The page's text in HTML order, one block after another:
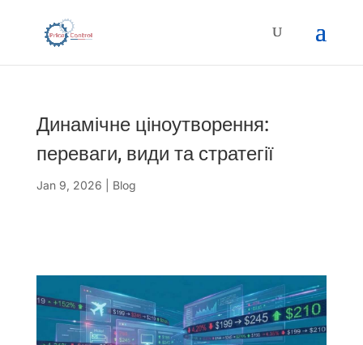
Динамічне ціноутворення:
переваги, види та стратегії
Jan 9, 2026 Blog